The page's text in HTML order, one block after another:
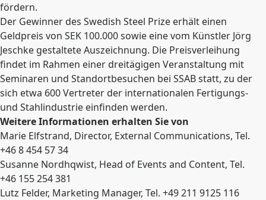
fördern.
Der Gewinner des Swedish Steel Prize erhält einen
Geldpreis von SEK 100.000 sowie eine vom Künstler Jörg
Jeschke gestaltete Auszeichnung. Die Preisverleihung
findet im Rahmen einer dreitägigen Veranstaltung mit
Seminaren und Standortbesuchen bei SSAB statt, zu der
sich etwa 600 Vertreter der internationalen Fertigungs-
und Stahlindustrie einfinden werden.
Weitere Informationen erhalten Sie von
Marie Elfstrand, Director, External Communications, Tel.
+46 8 454 57 34
Susanne Nordhqwist, Head of Events and Content, Tel.
+46 155 254 381
Lutz Felder, Marketing Manager, Tel. +49 211 9125 116